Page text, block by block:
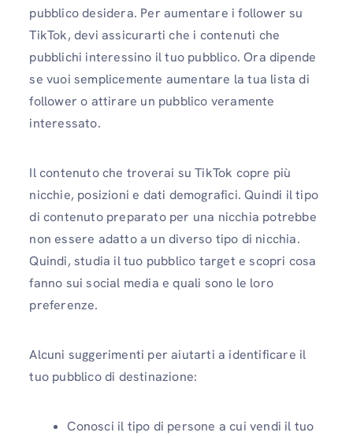
pubblico desidera. Per aumentare i follower su
TikTok, devi assicurarti che i contenuti che
pubblichi interessino il tuo pubblico. Ora dipende
se vuoi semplicemente aumentare la tua lista di
follower o attirare un pubblico veramente
interessato.
Il contenuto che troverai su TikTok copre più
nicchie, posizioni e dati demografici. Quindi il tipo
di contenuto preparato per una nicchia potrebbe
non essere adatto a un diverso tipo di nicchia.
Quindi, studia il tuo pubblico target e scopri cosa
fanno sui social media e quali sono le loro
preferenze.
Alcuni suggerimenti per aiutarti a identificare il
tuo pubblico di destinazione:
Conosci il tipo di persone a cui vendi il tuo